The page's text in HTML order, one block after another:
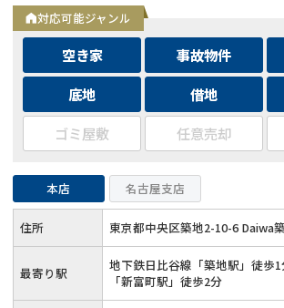
◆士業事務所や大手不動産会社からの相談実
対応可能ジャンル
空き家 事故物件
底地
借地
ゴミ屋敷
任意売却
本店 名古屋支店
住所 東京都中央区築地2-10-6 Daiwa
最寄り駅
地下鉄日比谷線「築地駅」徒歩
「新富町駅」徒歩2分